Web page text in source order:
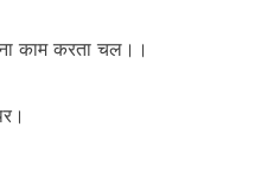
काम करता चल।।